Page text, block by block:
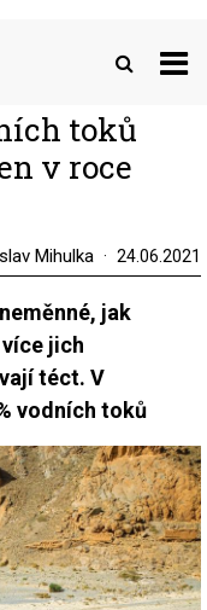
toků
v roce
Mihulka 24.06.2021
jak
jich
téct. V
vodních toků